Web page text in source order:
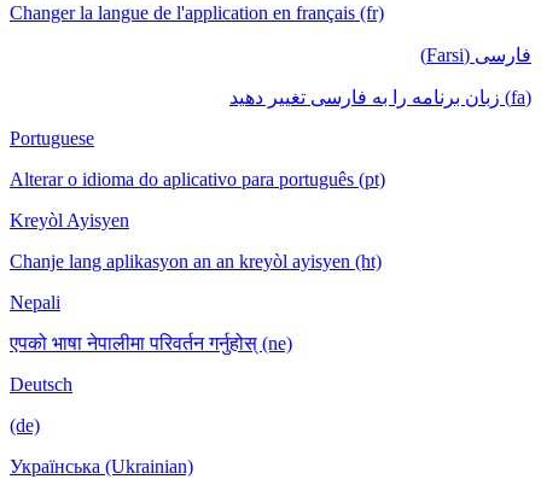
Changer la langue de l'application en
Alterar o idioma do aplicativo para
Chanje lang aplikasyon an an kreyòl
एपको भाषा नेपालीमा परिवर्तन गर्नुहोस् (ne)